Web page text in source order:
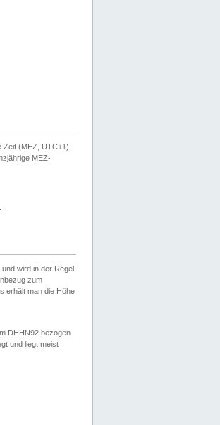
Zeit (MEZ, UTC+1)
MEZ-
und wird in der Regel
zum
erhält man die Höhe
DHHN92 bezogen
und liegt meist